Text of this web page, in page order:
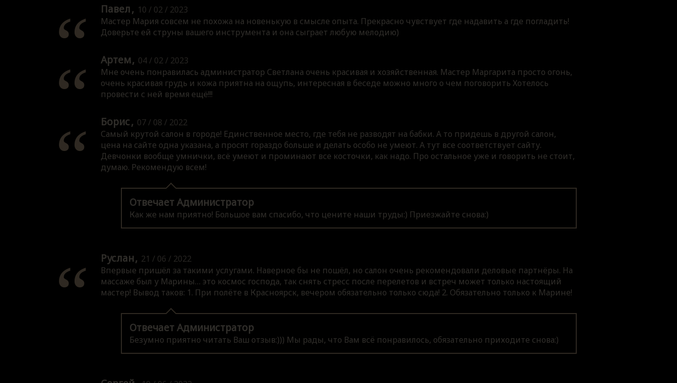
Павел
10 / 02 / 2023
Мастер Мария совсем не похожа на новенькую в смысле опыта. Прекрасно чувствует где надавить а где погладить!
Доверьте ей струны вашего инструмента и она сыграет любую мелодию)
Артем
04 / 02 / 2023
Мне очень понравилась администратор Светлана очень красивая и хозяйственная. Мастер Маргарита просто огонь,
очень красивая грудь и кожа приятна на ощупь, интересная в беседе можно много о чем поговорить Хотелось
провести с ней время ещё!!!
Борис
07 / 08 / 2022
Самый крутой салон в городе! Единственное место, где тебя не разводят на бабки. А то придешь в другой салон,
цена на сайте одна указана, а просят гораздо больше и делать особо не умеют. А тут все соответствует сайту.
Девчонки вообще умнички, всё умеют и проминают все косточки, как надо. Про остальное уже и говорить не стоит,
думаю. Рекомендую всем!
Отвечает Администратор
Как же нам приятно! Большое вам спасибо, что цените наши труды:) Приезжайте снова:)
Руслан
21 / 06 / 2022
Впервые пришёл за такими услугами. Наверное бы не пошёл, но салон очень рекомендовали деловые партнёры. На
массаже был у Марины… это космос господа, так снять стресс после перелетов и встреч может только настоящий
мастер! Вывод таков: 1. При полёте в Красноярск, вечером обязательно только сюда! 2. Обязательно только к Марине!
Отвечает Администратор
Безумно приятно читать Ваш отзыв:))) Мы рады, что Вам всё понравилось, обязательно приходите снова:)